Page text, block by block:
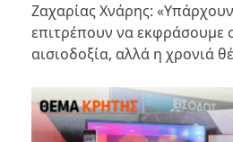
Ζαχαρίας Χνάρης:
επιτρέπουν να εκφράσουμε
αισιοδοξία, αλλά η χρονιά